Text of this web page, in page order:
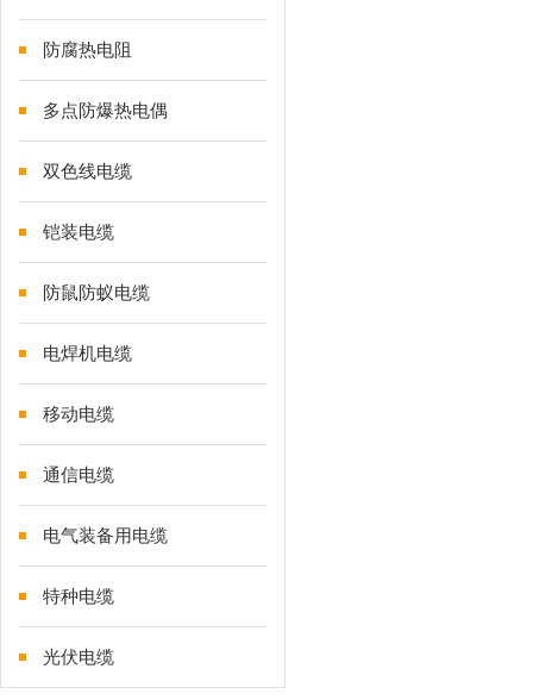
防腐热电阻
多点防爆热电偶
双色线电缆
铠装电缆
防鼠防蚁电缆
电焊机电缆
移动电缆
通信电缆
电气装备用电缆
特种电缆
光伏电缆